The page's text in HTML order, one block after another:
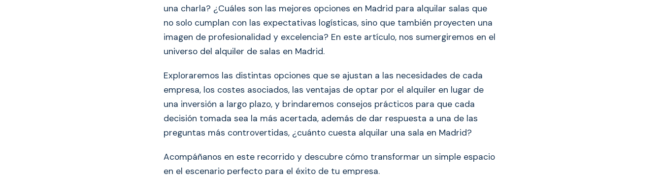
una charla? ¿Cuáles son las mejores opciones en Madrid para alquilar salas que
no solo cumplan con las expectativas logísticas, sino que también proyecten una
imagen de profesionalidad y excelencia? En este artículo, nos sumergiremos en el
universo del alquiler de salas en Madrid.
Exploraremos las distintas opciones que se ajustan a las necesidades de cada
empresa, los costes asociados, las ventajas de optar por el alquiler en lugar de
una inversión a largo plazo, y brindaremos consejos prácticos para que cada
decisión tomada sea la más acertada, además de dar respuesta a una de las
preguntas más controvertidas, ¿cuánto cuesta alquilar una sala en Madrid?
Acompáñanos en este recorrido y descubre cómo transformar un simple espacio
en el escenario perfecto para el éxito de tu empresa.